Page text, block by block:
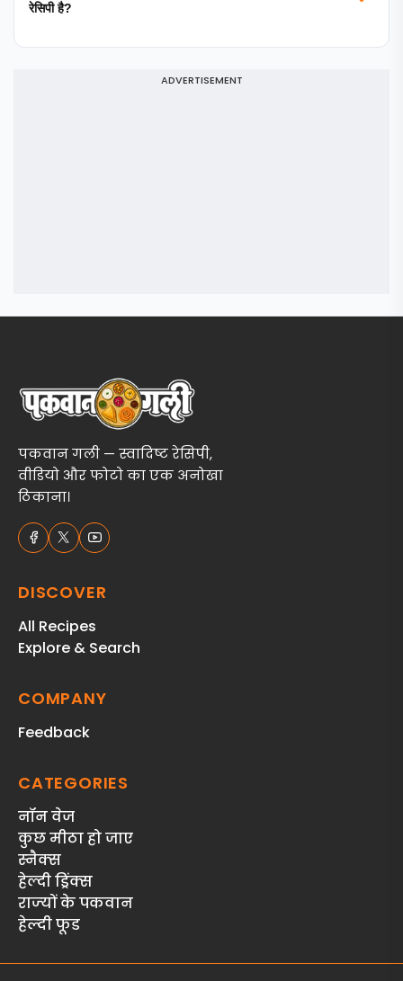
रेसिपी है?
ADVERTISEMENT
पकवान गली — स्वादिष्ट रेसिपी,
वीडियो और फोटो का एक अनोखा
ठिकाना।
DISCOVER
All Recipes
Explore & Search
COMPANY
Feedback
CATEGORIES
नॉन वेज
कुछ मीठा हो जाए
स्‍नैक्‍स
हेल्दी ड्रिंक्स
राज्‍यों के पकवान
हेल्‍दी फूड